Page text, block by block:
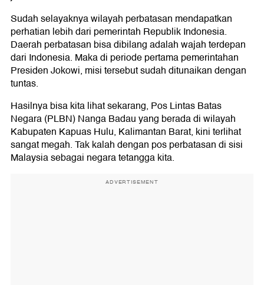
Sudah selayaknya wilayah perbatasan mendapatkan
perhatian lebih dari pemerintah Republik Indonesia.
Daerah perbatasan bisa dibilang adalah wajah terdepan
dari Indonesia. Maka di periode pertama pemerintahan
Presiden Jokowi, misi tersebut sudah ditunaikan dengan
tuntas.
Hasilnya bisa kita lihat sekarang, Pos Lintas Batas
Negara (PLBN) Nanga Badau yang berada di wilayah
Kabupaten Kapuas Hulu, Kalimantan Barat, kini terlihat
sangat megah. Tak kalah dengan pos perbatasan di sisi
Malaysia sebagai negara tetangga kita.
ADVERTISEMENT